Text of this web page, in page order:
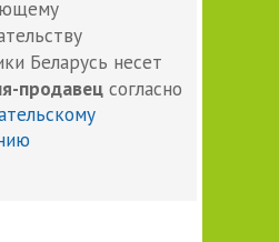
Беларусь несет
продавец согласно